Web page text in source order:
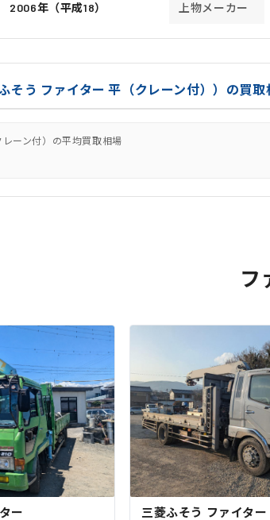
2006年（平成18） 上物メーカー
そう ファイター 平（クレーン付））の買取
ーン付）の平均買取相場
フ
ー 三菱ふそう ファイター